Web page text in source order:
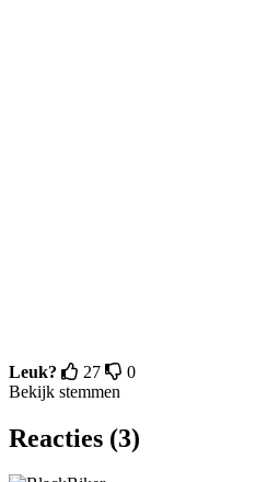
Leuk? 27
0
Bekijk stemmen
Reacties (3)